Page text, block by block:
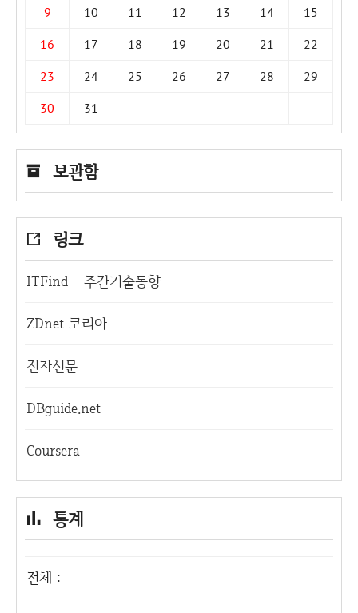
9
10 11 12 13 14
15
16
17 18 19 20 21
22
23
24 25 26 27 28
29
30
31
보관함
링크
ITFind - 주간기술동향
ZDnet 코리아
전자신문
DBguide.net
Coursera
통계
전체 :